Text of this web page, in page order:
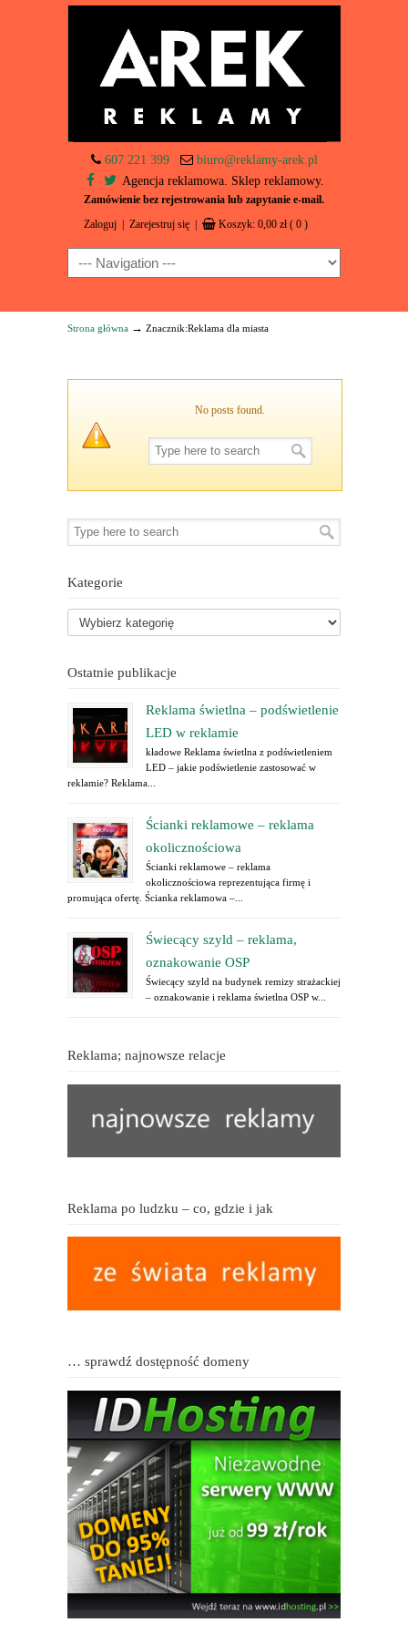
607 221 399
biuro@reklamy-arek.pl
Agencja reklamowa. Sklep reklamowy.
Zamówienie bez rejestrowania lub zapytanie e-mail.
Zaloguj Zarejestruj się Koszyk: 0,00 zł ( 0 )
Navigation
Strona główna → Znacznik:Reklama dla miasta
No posts found.
Kategorie
Ostatnie publikacje
Reklama świetlna – podświetlenie
LED w reklamie
kładowe Reklama świetlna z podświetleniem
LED – jakie podświetlenie zastosować w
reklamie? Reklama...
Ścianki reklamowe – reklama
okolicznościowa
Ścianki reklamowe – reklama
okolicznościowa reprezentująca firmę i
promująca ofertę. Ścianka reklamowa –...
Świecący szyld – reklama,
oznakowanie OSP
Świecący szyld na budynek remizy strażackiej
– oznakowanie i reklama świetlna OSP w...
Reklama; najnowsze relacje
Reklama po ludzku – co, gdzie i jak
… sprawdź dostępność domeny